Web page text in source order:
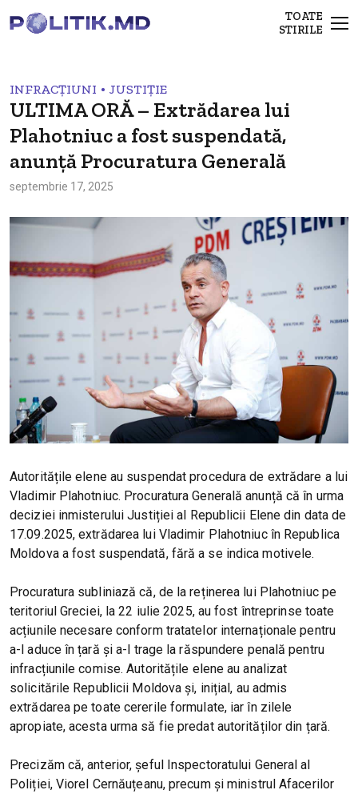
TOATE
STIRILE
INFRACȚIUNI • JUSTIȚIE
ULTIMA ORĂ – Extrădarea lui
Plahotniuc a fost suspendată,
anunță Procuratura Generală
septembrie 17, 2025
Autoritățile elene au suspendat procedura de extrădare a lui
Vladimir Plahotniuc. Procuratura Generală anunță că în urma
deciziei inmisterului Justiției al Republicii Elene din data de
17.09.2025, extrădarea lui Vladimir Plahotniuc în Republica
Moldova a fost suspendată, fără a se indica motivele.
Procuratura subliniază că, de la reținerea lui Plahotniuc pe
teritoriul Greciei, la 22 iulie 2025, au fost întreprinse toate
acțiunile necesare conform tratatelor internaționale pentru
a-l aduce în țară și a-l trage la răspundere penală pentru
infracțiunile comise. Autoritățile elene au analizat
solicitările Republicii Moldova și, inițial, au admis
extrădarea pe toate cererile formulate, iar în zilele
apropiate, acesta urma să fie predat autorităților din țară.
Precizăm că, anterior, șeful Inspectoratului General al
Poliției, Viorel Cernăuțeanu, precum și ministrul Afacerilor